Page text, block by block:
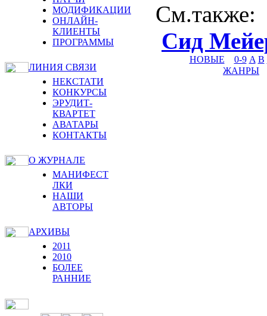
МОДИФИКАЦИИ
ОНЛАЙН-
КЛИЕНТЫ
ПРОГРАММЫ
ЛИНИЯ СВЯЗИ
НЕКСТАТИ
КОНКУРСЫ
ЭРУДИТ-
КВАРТЕТ
АВАТАРЫ
КОНТАКТЫ
О ЖУРНАЛЕ
МАНИФЕСТ
ЛКИ
НАШИ
АВТОРЫ
АРХИВЫ
2011
2010
БОЛЕЕ
РАННИЕ
См.также:
Сид
НОВЫЕ 0-9 A B
ЖАНРЫ